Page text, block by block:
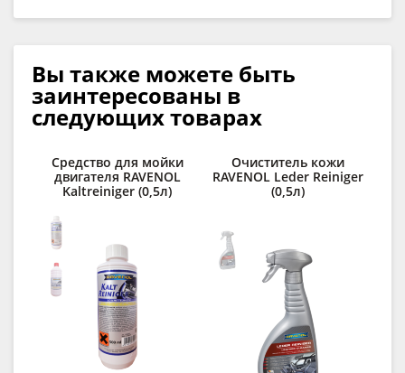
Вы также можете быть
заинтересованы в
следующих товарах
Средство для мойки
двигателя RAVENOL
Kaltreiniger (0,5л)
Очиститель кожи
RAVENOL Leder Reiniger
(0,5л)